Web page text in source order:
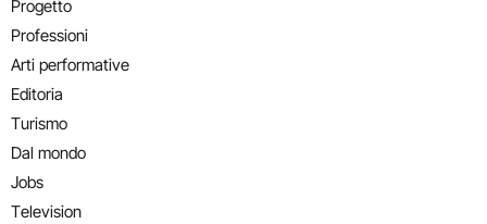
Progetto
Professioni
Arti performative
Editoria
Turismo
Dal mondo
Jobs
Television